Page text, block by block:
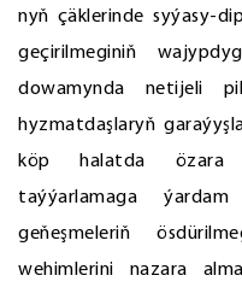
nyň çäklerinde syýasy-
geçirilmeginiň
dowamynda netijeli
hyzmatdaşlaryň
köp halatda özara
taýýarlamaga
geňeşmeleriň
wehimlerini nazara